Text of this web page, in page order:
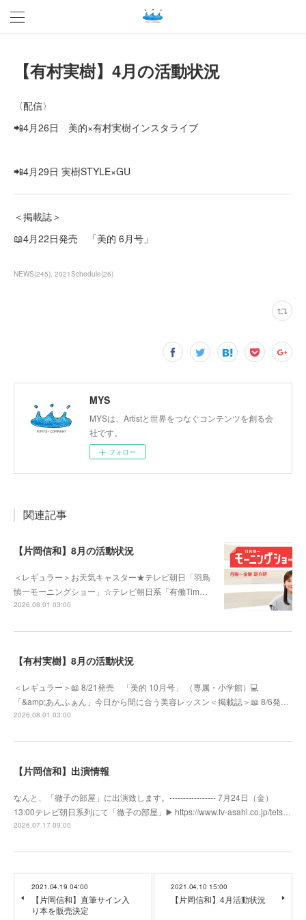
【有村実樹】4月の活動状況
〈配信〉
📲4月26日 美的×有村実樹インスタライブ
📲4月29日 実樹STYLE×GU
＜掲載誌＞
📖4月22日発売 「美的 6月号」
NEWS(245) 2021Schedule(26)
MYS
MYSは、Artistと世界をつなぐコンテンツを創る会
社です。
フォロー
関連記事
【片岡信和】8月の活動状況
＜レギュラー＞お天気キャスター★テレビ朝日「羽鳥
慎一モーニングショー」☆テレビ朝日系「有働Tim…
2026.08.01 03:00
【有村実樹】8月の活動状況
＜レギュラー＞📖 8/21発売 「美的 10月号」 （専属・小学館）💻
「&amp;あんふぁん」今日から間に合う美容レッスン＜掲載誌＞📖 8/6発…
2026.08.01 03:00
【片岡信和】出演情報
なんと、「徹子の部屋」に出演致します。----------------- 7月24日（金）
13:00テレビ朝日系列にて「徹子の部屋」▶️ https://www.tv-asahi.co.jp/tets…
2026.07.17 09:00
2021.04.19 04:00
【片岡信和】直筆サイン入
り本を販売決定
2021.04.10 15:00
【片岡信和】4月活動状況